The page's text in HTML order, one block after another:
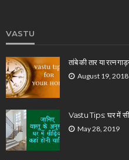
VASTU
तांबे की तार या रत्न
August 19, 2018
Vastu Tips: घर में
May 28, 2019